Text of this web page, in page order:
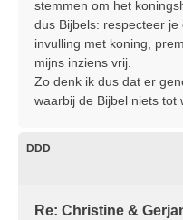
stemmen om het
dus Bijbels: respecteer
invulling met koning,
mijns inziens vrij.
Zo denk ik dus dat er
waarbij de Bijbel niets tot
DDD
Re: Christine &